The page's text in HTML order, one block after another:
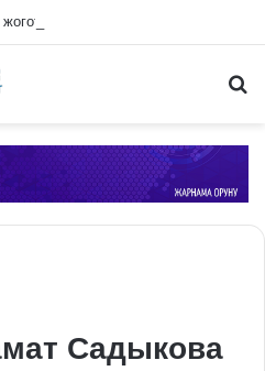
Садыкова